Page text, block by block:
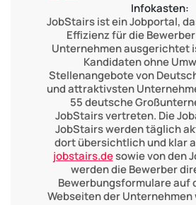
Infokasten:
JobStairs ist ein Jobportal,
Effizienz für die
Unternehmen ausgerichtet
Kandidaten ohne
Stellenangebote von
und attraktivsten
55 deutsche
JobStairs vertreten. Die
JobStairs werden täglich
dort übersichtlich und klar
jobstairs.desowie von den
werden die Bewerber
Bewerbungsformulare auf
Webseiten der